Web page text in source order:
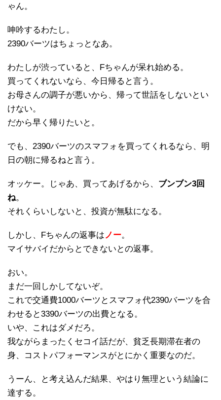
ゃん。
呻吟するわたし。
2390バーツはちょっとなあ。
わたしが渋っていると、Fちゃんが呆れ始める。
買ってくれないなら、今日帰ると言う。
お母さんの調子が悪いから、帰って世話をしないとい
けない。
だから早く帰りたいと。
でも、2390バーツのスマフォを買ってくれるなら、明
日の朝に帰るねと言う。
オッケー。じゃあ、買ってあげるから、 ブンブン3回
ね。
それくらいしないと、投資が無駄になる。
しかし、Fちゃんの返事は ノー。
マイサバイだからとできないとの返事。
おい。
まだ一回しかしてないぞ。
これで交通費1000バーツとスマフォ代2390バーツを合
わせると3390バーツの出費となる。
いや、これはダメだろ。
我ながらまったくセコイ話だが、貧乏長期滞在者の
身、コストパフォーマンスがとにかく重要なのだ。
うーん、と考え込んだ結果、やはり無理という結論に
達する。